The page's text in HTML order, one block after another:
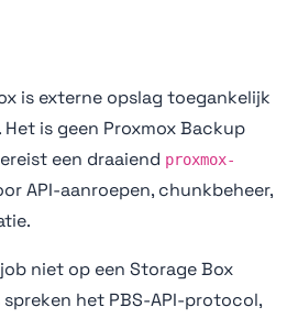
is externe opslag toegankelijk
Het is geen Proxmox Backup
een draaiend proxmox-
API-aanroepen, chunkbeheer,
niet op een Storage Box
het PBS-API-protocol,